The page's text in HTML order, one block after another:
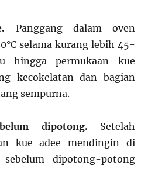
Panggang dalam oven
selama kurang lebih 45-
hingga permukaan kue
kecokelatan dan bagian
sempurna.
dipotong. Setelah
kue adee mendingin di
dipotong-potong